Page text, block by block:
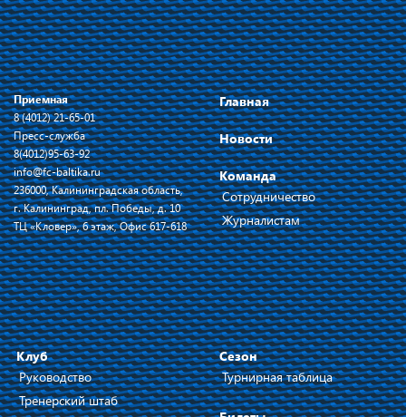
Приемная
8 (4012) 21-65-01
Пресс-служба
8(4012)95-63-92
info@fc-baltika.ru
236000, Калининградская область,
г. Калининград, пл. Победы, д. 10
ТЦ «Кловер», 6 этаж, Офис 617-618
Главная
Новости
Команда
Сотрудничество
Журналистам
Клуб
Руководство
Тренерский штаб
Сезон
Турнирная таблица